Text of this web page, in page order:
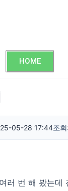
HOME
05-28 17:44조회
러 번 해 봤는데